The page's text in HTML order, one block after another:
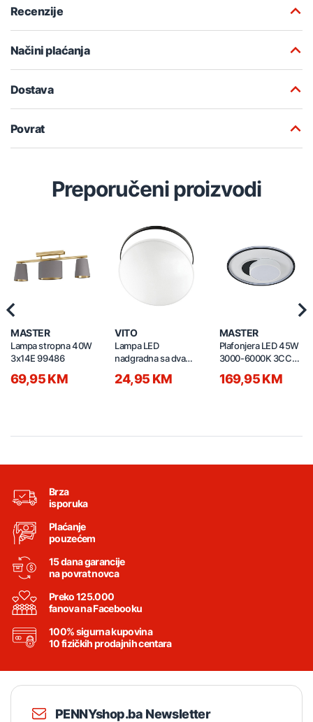
Recenzije
Načini plaćanja
Dostava
Povrat
Preporučeni proizvodi
MASTER
Lampa stropna 40W
3x14E 99486
69,95 KM
VITO
Lampa LED
nadgradna sa dva
SATURN 2027021
24,95 KM
MASTER
Plafonjera LED 45W
3000-6000K 3CCT
500x500x120mm
169,95 KM
Brza
isporuka
Plaćanje
pouzećem
15 dana garancije
na povrat novca
Preko 125.000
fanova na Facebooku
100% sigurna kupovina
10 fizičkih prodajnih centara
PENNYshop.ba Newsletter